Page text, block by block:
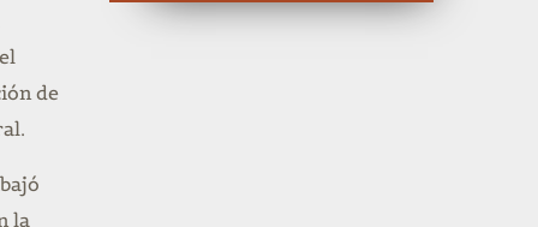
de
la